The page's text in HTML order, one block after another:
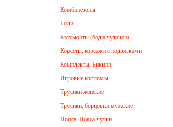
Комбинезоны
Боди
Кэтсьюиты (боди-чулочки)
Корсеты, корсажи с подвязками
Комплекты, Бикини
Игровые костюмы
Трусики женские
Трусики, борцовки мужские
Пояса, Пояса-чулки